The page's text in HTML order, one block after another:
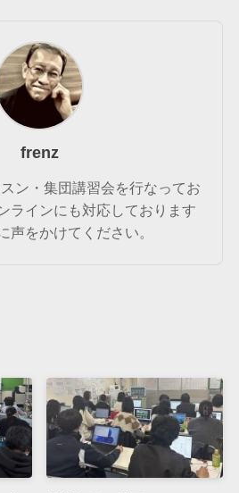
frenz
ン・集団講習会を行なってお
ラインにも対応しております
声をかけてください。